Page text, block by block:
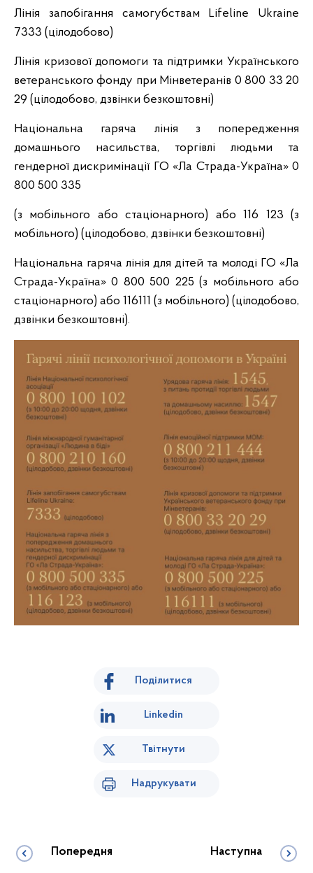
Лінія запобігання самогубствам Lifeline Ukraine
7333 (цілодобово)
Лінія кризової допомоги та підтримки Українського
ветеранського фонду при Мінветеранів 0 800 33 20
29 (цілодобово, дзвінки безкоштовні)
Національна гаряча лінія з попередження
домашнього насильства, торгівлі людьми та
гендерної дискримінації ГО «Ла Страда-Україна» 0
800 500 335
(з мобільного або стаціонарного) або 116 123 (з
мобільного) (цілодобово, дзвінки безкоштовні)
Національна гаряча лінія для дітей та молоді ГО «Ла
Страда-Україна» 0 800 500 225 (з мобільного або
стаціонарного) або 116111 (з мобільного) (цілодобово,
дзвінки безкоштовні).
Поділитися
Linkedin
Твітнути
Надрукувати
Попередня Наступна